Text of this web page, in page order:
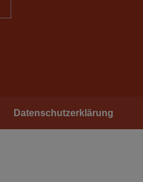
Datenschutzerklärung